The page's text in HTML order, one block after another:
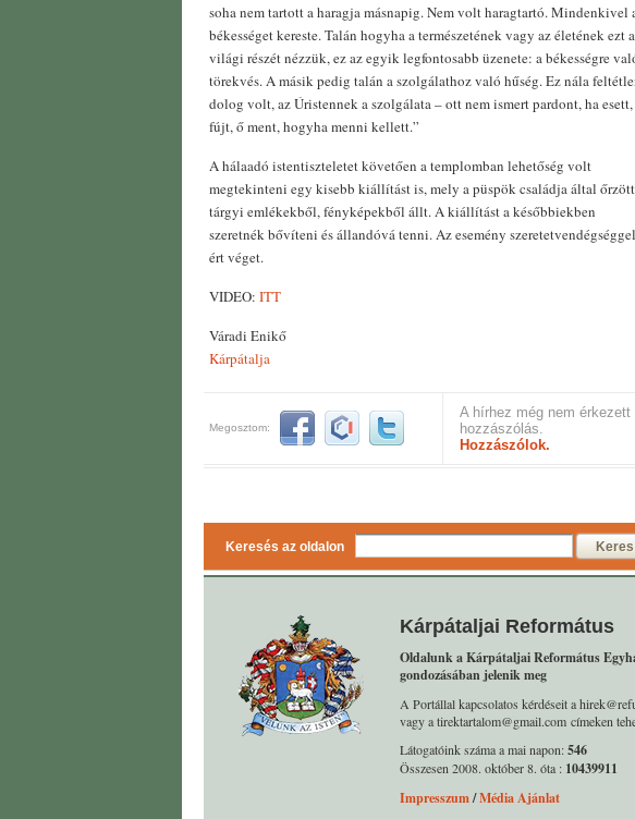
soha nem tartott a haragja másnapig. Nem volt haragtartó. Mindenkivel
békességet kereste. Talán hogyha a természetének vagy az életének ezt a
világi részét nézzük, ez az egyik legfontosabb üzenete: a békességre
törekvés. A másik pedig talán a szolgálathoz való hűség. Ez nála
dolog volt, az Úristennek a szolgálata – ott nem ismert pardont, ha
fújt, ő ment, hogyha menni kellett.”
A hálaadó istentiszteletet követően a templomban lehetőség volt
megtekinteni egy kisebb kiállítást is, mely a püspök családja által őrzött
tárgyi emlékekből, fényképekből állt. A kiállítást a későbbiekben
szeretnék bővíteni és állandóvá tenni. Az esemény szeretetvendégséggel
ért véget.
VIDEO: ITT
Váradi Enikő
Kárpátalja
Megosztom:
A hírhez még nem érkezett
hozzászólás.
Hozzászólok.
Keresés az oldalon Keres
Kárpátaljai Református
Oldalunk a Kárpátaljai Református
gondozásában jelenik meg
A Portállal kapcsolatos kérdéseit a
vagy a tirektartalom@gmail.com címeken
Látogatóink száma a mai napon:546
Összesen 2008. október 8. óta : 10439911
Impresszum/Média Ajánlat